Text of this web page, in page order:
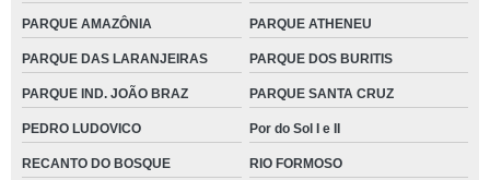
PARQUE AMAZÔNIA PARQUE ATHENEU
PARQUE DAS LARANJEIRAS PARQUE DOS BURITIS
PARQUE IND. JOÃO BRAZ PARQUE SANTA CRUZ
PEDRO LUDOVICO Por do Sol I e II
RECANTO DO BOSQUE RIO FORMOSO